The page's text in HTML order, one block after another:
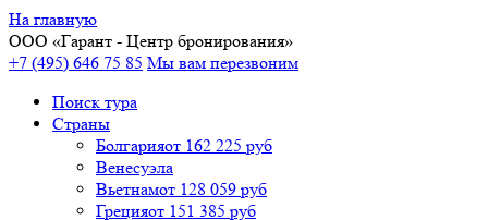
На главную
ООО «Гарант - Центр бронирования»
+7 (495) 646 75 85 Мы вам перезвоним
Поиск тура
Cтраны
Болгарияот 162 225 руб
Венесуэла
Вьетнамот 128 059 руб
Грецияот 151 385 руб